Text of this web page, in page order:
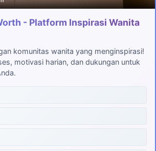
- Platform Inspirasi Wanita
komunitas wanita yang menginspirasi!
motivasi harian, dan dukungan untuk